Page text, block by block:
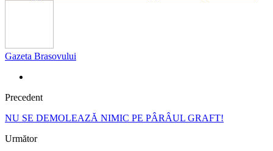
Gazeta Brasovului
Precedent
NU SE DEMOLEAZĂ NIMIC PE PÂRÂUL GRAFT!
Următor